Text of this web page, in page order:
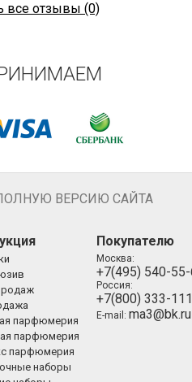
все отзывы (0)
ВЕРСИЮ САЙТА
парфюмерия
парфюмерия
парфюмерия
наборы
Покупателю
Москва:
+7(495) 540-
Россия:
+7(800) 333-
E-mail: ma3@bk.ru